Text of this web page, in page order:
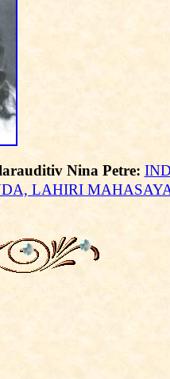
Nina Petre:
LAHIRI